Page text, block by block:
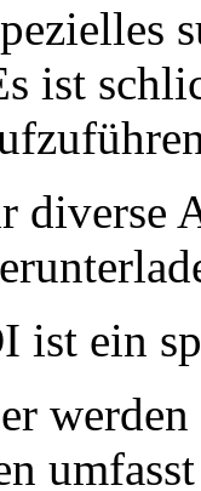
ist
ist ein